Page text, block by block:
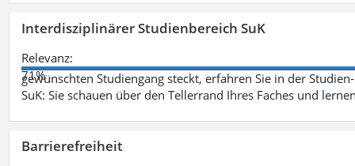
Interdisziplinärer Studienbereich SuK
Relevanz:
71%
gewünschten Studiengang steckt, erfahren Sie in der
SuK: Sie schauen über den Tellerrand Ihres Faches und
Barrierefreiheit